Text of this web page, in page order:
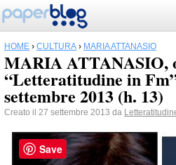
HOME › CULTURA › MARIA ATTANASIO
MARIA ATTANASIO,
“Letteratitudine in
settembre 2013 (h. 13)
Creato il 27 settembre 2013 da
Save